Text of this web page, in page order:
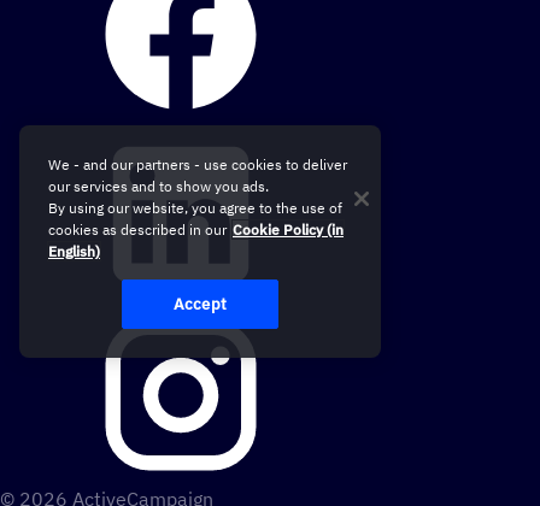
© 2026 ActiveCampaign
We - and our partners - use cookies to deliver
our services and to show you ads.
By using our website, you agree to the use of
cookies as described in our Cookie Policy (in
English)
Accept